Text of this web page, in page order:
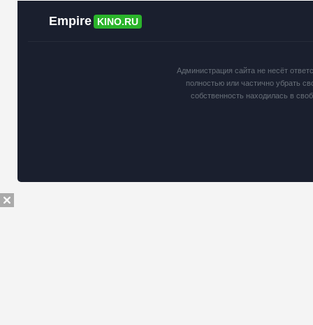
Empire KINO.RU
Администрация сайта не несёт
полностью или частично убрать
собственность находилась в